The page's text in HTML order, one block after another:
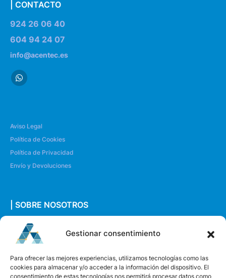
Gestionar consentimiento
Para ofrecer las mejores experiencias, utilizamos tecnologías como las
cookies para almacenar y/o acceder a la información del dispositivo. El
consentimiento de estas tecnologías nos permitirá procesar datos como
| CONTACTO
924 26 06 40
604 94 24 07
info@acentec.es
Aviso Legal
Política de Cookies
Política de Privacidad
Envío y Devoluciones
| SOBRE NOSOTROS
Quiénes somos
Envíanos un mensaje